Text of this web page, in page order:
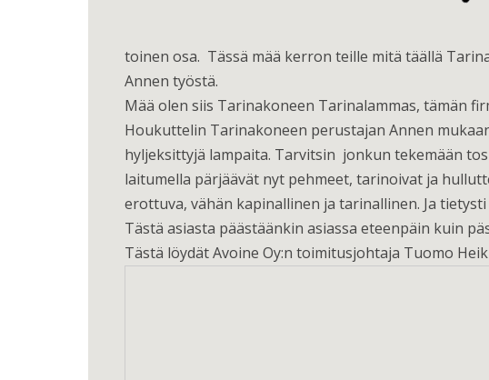
toinen osa. Tässä mää kerron teille mitä täällä
Annen työstä.
Mää olen siis Tarinakoneen Tarinalammas, tämän
Houkuttelin Tarinakoneen perustajan Annen
hyljeksittyjä lampaita. Tarvitsin jonkun tekemään
laitumella pärjäävät nyt pehmeet, tarinoivat ja
erottuva, vähän kapinallinen ja tarinallinen. Ja tietysti
Tästä asiasta päästäänkin asiassa eteenpäin kuin
Tästä löydät Avoine Oy:n toimitusjohtaja Tuomo